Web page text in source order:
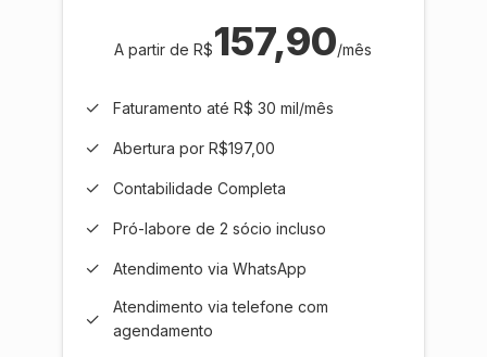
A partir de R$157,90/mês
✓ Faturamento até R$ 30 mil/mês
✓ Abertura por R$197,00
✓ Contabilidade Completa
✓ Pró-labore de 2 sócio incluso
✓ Atendimento via WhatsApp
✓
Atendimento via telefone com
agendamento